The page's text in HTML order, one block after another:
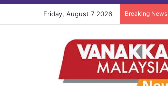
Friday, August 7 2026 Breaking News